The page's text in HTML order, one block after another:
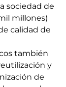
sociedad de
millones)
calidad de
también
y
de